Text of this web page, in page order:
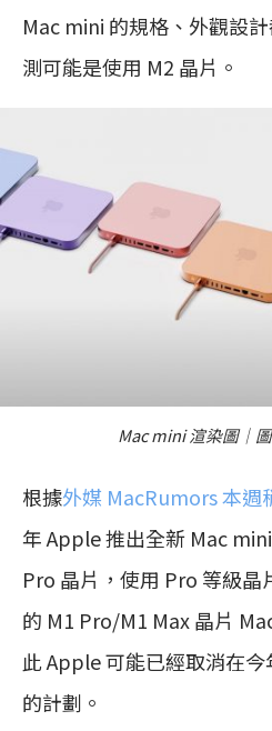
Mac mini 的規格、外觀設
測可能是使用 M2 晶片。
Mac mini 渲染圖｜
根據外媒 MacRumors 本週
年 Apple 推出全新 Mac
Pro 晶片，使用 Pro 等級晶
的 M1 Pro/M1 Max 晶片
此 Apple 可能已經取消在
的計劃。